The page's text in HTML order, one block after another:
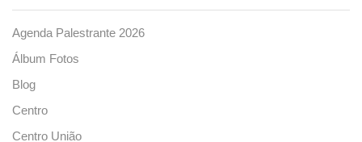
Agenda Palestrante 2026
Álbum Fotos
Blog
Centro
Centro União